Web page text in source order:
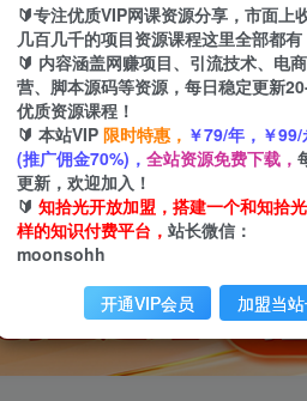
差 推
🔰专注优质VIP网课资源分享，市面上
几百几千的项目资源课程这里全部都有
🔰 内容涵盖网赚项目、引流技术、电
营、脚本源码等资源，每日稳定更新
优质资源课程！
🔰 本站VIP 限时特惠， ￥79/年，￥99/
(推广佣金70%)， 全站资源免费下载，
更新，欢迎加入！
🔰 知拾光开放加盟，搭建一个和知拾
样的知识付费平台， 站长微信：
moonsohh
开通VIP会员 加盟当